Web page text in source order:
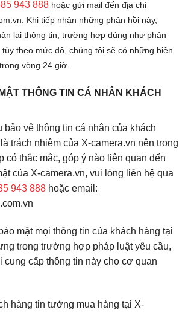
943 888 hoặc gửi mail đến địa chỉ
Khi tiếp nhận những phản hồi này,
lại thông tin, trường hợp đúng như phản
theo mức độ, chúng tôi sẽ có những biện
vòng 24 giờ.
THÔNG TIN CÁ NHÂN KHÁCH
bảo vệ thông tin cá nhân của khách
trách nhiệm của X-camera.vn nên trong
có thắc mắc, góp ý nào liên quan đến
của X-camera.vn, vui lòng liên hệ qua
943 888 hoặc email:
mật mọi thông tin của khách hàng tại
trong trường hợp pháp luật yêu cầu,
cung cấp thông tin này cho cơ quan
hàng tin tưởng mua hàng tại X-